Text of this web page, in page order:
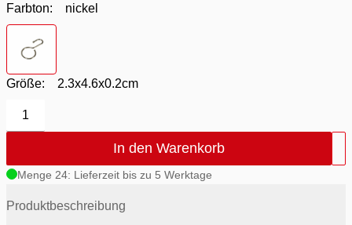
Farbton:
nickel
Größe: 2.3x4.6x0.2cm
1
In den Warenkorb
Menge 24: Lieferzeit bis zu 5 Werktage
Produktbeschreibung